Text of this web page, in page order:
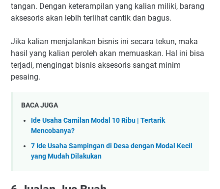
tangan. Dengan keterampilan yang kalian miliki, barang
aksesoris akan lebih terlihat cantik dan bagus.
Jika kalian menjalankan bisnis ini secara tekun, maka
hasil yang kalian peroleh akan memuaskan. Hal ini bisa
terjadi, mengingat bisnis aksesoris sangat minim
pesaing.
BACA JUGA
Ide Usaha Camilan Modal 10 Ribu | Tertarik
Mencobanya?
7 Ide Usaha Sampingan di Desa dengan Modal Kecil
yang Mudah Dilakukan